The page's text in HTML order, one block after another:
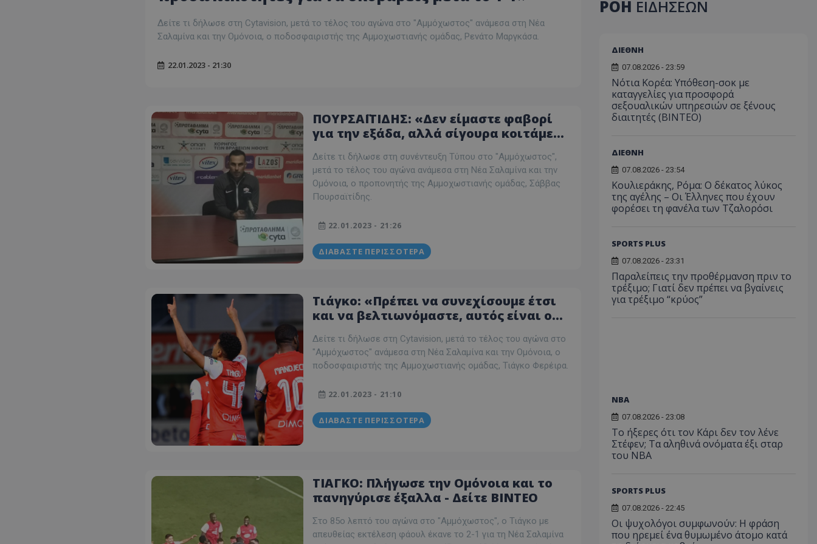
Δείτε τι δήλωσε στη Cytavision, μετά το τέλος του αγώνα στο "Αμμόχωστος" ανάμεσα στη Νέα
Σαλαμίνα και την Ομόνοια, ο ποδοσφαιριστής της Αμμοχωστιανής ομάδας, Ρενάτο Μαργκάσα.
22.01.2023 - 21:30
ΠΟΥΡΣΑΪΤΙΔΗΣ: «Δεν είμαστε φαβορί
για την εξάδα, αλλά σίγουρα κοιτάμε
Δείτε τι δήλωσε στη συνέντευξη Τύπου στο "Αμμόχωστος",
μετά το τέλος του αγώνα ανάμεσα στη Νέα Σαλαμίνα και την
Ομόνοια, ο προπονητής της Αμμοχωστιανής ομάδας, Σάββας
Πουρσαϊτίδης.
22.01.2023 - 21:26
ΔΙΑΒΆΣΤΕ ΠΕΡΙΣΣΌΤΕΡΑ
Τιάγκο: «Πρέπει να συνεχίσουμε έτσι
και να βελτιωνόμαστε, αυτός είναι ο
Δείτε τι δήλωσε στη Cytavision, μετά το τέλος του αγώνα στο
"Αμμόχωστος" ανάμεσα στη Νέα Σαλαμίνα και την Ομόνοια, ο
ποδοσφαιριστής της Αμμοχωστιανής ομάδας, Τιάγκο Φερέιρα.
22.01.2023 - 21:10
ΔΙΑΒΆΣΤΕ ΠΕΡΙΣΣΌΤΕΡΑ
ΤΙΑΓΚΟ: Πλήγωσε την Ομόνοια και το
πανηγύρισε έξαλλα - Δείτε ΒΙΝΤΕΟ
Στο 85ο λεπτό του αγώνα στο "Αμμόχωστος", ο Τιάγκο με
απευθείας εκτέλεση φάουλ έκανε το 2-1 για τη Νέα Σαλαμίνα
ΡΟΗ ΕΙΔΗΣΕΩΝ
ΔΙΕΘΝΗ
07.08.2026 - 23:59
Νότια Κορέα: Υπόθεση-σοκ με
καταγγελίες για προσφορά
σεξουαλικών υπηρεσιών σε ξένους
διαιτητές (BINTEO)
ΔΙΕΘΝΗ
07.08.2026 - 23:54
Κουλιεράκης, Ρόμα: Ο δέκατος λύκος
της αγέλης – Οι Έλληνες που έχουν
φορέσει τη φανέλα των Τζαλορόσι
SPORTS PLUS
07.08.2026 - 23:31
Παραλείπεις την προθέρμανση πριν το
τρέξιμο; Γιατί δεν πρέπει να βγαίνεις
για τρέξιμο “κρύος”
NBA
07.08.2026 - 23:08
Το ήξερες ότι τον Κάρι δεν τον λένε
Στέφεν; Τα αληθινά ονόματα έξι σταρ
του NBA
SPORTS PLUS
07.08.2026 - 22:45
Οι ψυχολόγοι συμφωνούν: Η φράση
που ηρεμεί ένα θυμωμένο άτομο κατά